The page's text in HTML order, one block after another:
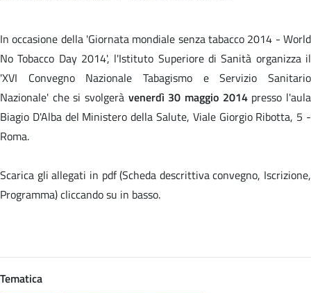
In occasione della 'Giornata mondiale senza tabacco 2014 - World
No Tobacco Day 2014', l'Istituto Superiore di Sanità organizza il
'XVI Convegno Nazionale Tabagismo e Servizio Sanitario
Nazionale' che si svolgerà venerdì 30 maggio 2014presso l'aula
Biagio D'Alba del Ministero della Salute, Viale Giorgio Ribotta, 5 -
Roma.
Scarica gli allegati in pdf (Scheda descrittiva convegno, Iscrizione,
Programma) cliccando su in basso.
Tematica